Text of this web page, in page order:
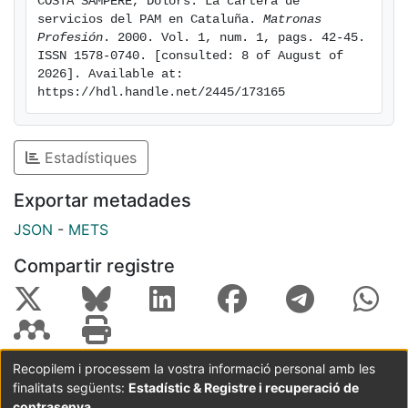
servicios del PAM en Cataluña. Matronas
Profesión . 2000. Vol. 1, num. 1, pags. 42-45.
ISSN 1578-0740. [consulted: 8 of August of
2026]. Available at:
https://hdl.handle.net/2445/173165
Estadístiques
Exportar metadades
JSON - METS
Compartir registre
Coordinació:CRAI UB Avís legal
Metadades
subjectes a:
Recopilem i processem la vostra informació personal amb les
finalitats següents: Estadístic & Registre i recuperació de